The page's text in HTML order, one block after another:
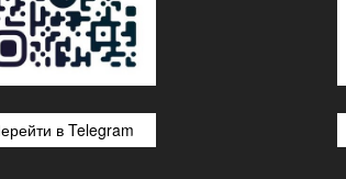
в Telegram